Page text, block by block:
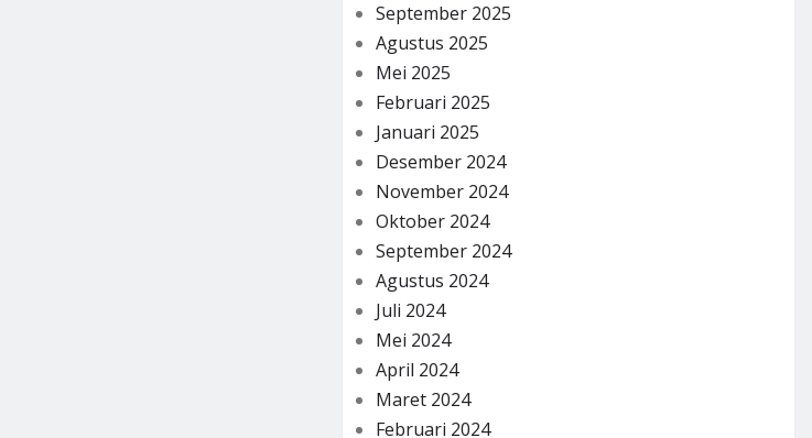
September 2025
Agustus 2025
Mei 2025
Februari 2025
Januari 2025
Desember 2024
November 2024
Oktober 2024
September 2024
Agustus 2024
Juli 2024
Mei 2024
April 2024
Maret 2024
Februari 2024